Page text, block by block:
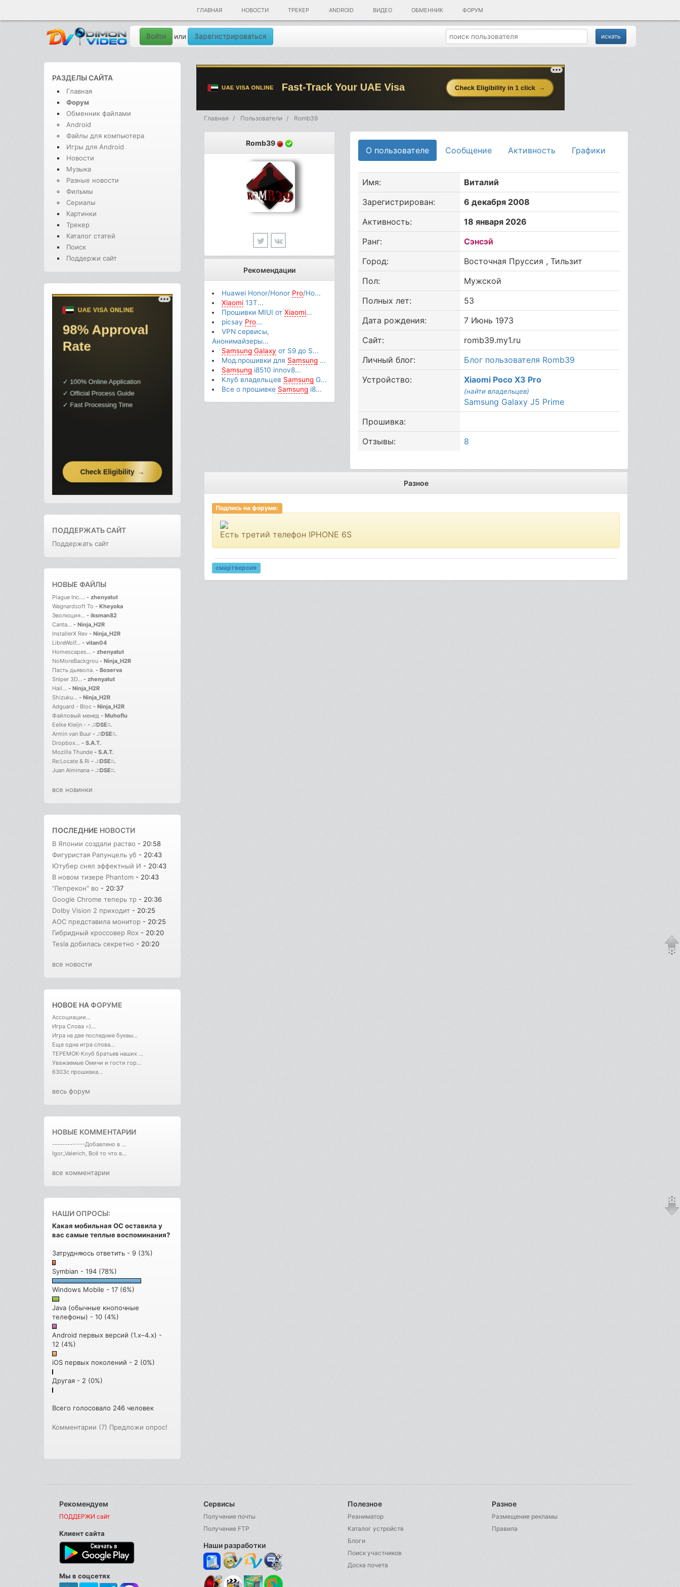
ГЛАВНАЯ НОВОСТИ ТРЕКЕР ANDROID ВИДЕО ОБМЕННИК ФОРУМ
Войти или Зарегистрироваться
РАЗДЕЛЫ САЙТА
Главная
Форум
Обменник файлами
Android
Файлы для компьютера
Игры для Android
Новости
Музыка
Разные новости
Фильмы
Сериалы
Картинки
Трекер
Каталог статей
Поиск
Поддержи сайт
ПОДДЕРЖАТЬ САЙТ
Поддержать сайт
НОВЫЕ ФАЙЛЫ
Plague Inc.... - zhenyatut
Wagnardsoft To - Kheyoka
Эволюция... - iksman82
Canta... - Ninja_H2R
InstallerX Rev - Ninja_H2R
LibreWolf... - vitan04
Homescapes... - zhenyatut
NoMoreBackgrou - Ninja_H2R
Пасть дьявола. - Boserva
Sniper 3D... - zhenyatut
Hail... - Ninja_H2R
Shizuku... - Ninja_H2R
Adguard - Bloc - Ninja_H2R
Файловый менед - Muhoflu
Eelke Kleijn - - .::DSE::.
Armin van Buur - .::DSE::.
Dropbox... - S.A.T.
Mozilla Thunde - S.A.T.
Re:Locate & Ri - .::DSE::.
Juan Alminana - .::DSE::.
все новинки
ПОСЛЕДНИЕ НОВОСТИ
В Японии создали раство - 20:58
Фигуристая Рапунцель уб - 20:43
Ютубер снял эффектный И - 20:43
В новом тизере Phantom - 20:43
"Лепрекон" во - 20:37
Google Chrome теперь тр - 20:36
Dolby Vision 2 приходит - 20:25
AOC представила монитор - 20:25
Гибридный кроссовер Rox - 20:20
Tesla добилась секретно - 20:20
все новости
НОВОЕ НАФОРУМЕ
Ассоциации...
Игра Слова =)...
Игра на две последние буквы...
Еще одна игра слова...
ТЕРЕМОК-Клуб братьев наших ...
Уважаемые Омичи и гости гор...
6303с прошивка...
весь форум
НОВЫЕ КОММЕНТАРИИ
-------------Добавлено в ...
Igor_Valerich, Всё то что в...
все комментарии
НАШИ ОПРОСЫ:
Какая мобильная ОС оставила у
вас самые теплые воспоминания?
Затрудняюсь ответить - 9 (3%)
Symbian - 194 (78%)
Windows Mobile - 17 (6%)
Java (обычные кнопочные
телефоны) - 10 (4%)
Android первых версий (1.x–4.x) -
12 (4%)
iOS первых поколений - 2 (0%)
Другая - 2 (0%)
Всего голосовало 246 человек
Комментарии (7) Предложи опрос!
Главная Пользователи Romb39
Romb39
Рекомендации
Huawei Honor/Honor Pro/Ho...
Xiaomi13T...
Прошивки MIUI от Xiaomi...
picsay Pro...
VPN сервисы,
Анонимайзеры...
Samsung Galaxy от S9 до S...
Мод.прошивки для Samsung...
Samsungi8510 innov8...
Клуб владельцев SamsungG...
Все о прошивке Samsungi8...
О пользователе Сообщение Активность Графики
Имя:
Виталий
Зарегистрирован:
6 декабря 2008
Активность:
18 января 2026
Ранг:
Сэнсэй
Город:
Восточная Пруссия , Тильзит
Пол:
Мужской
Полных лет:
53
Дата рождения:
7 Июнь 1973
Сайт:
romb39.my1.ru
Личный блог:
Блог пользователя Romb39
Устройство:
Xiaomi Poco X3 Pro
(найти владельцев)
Samsung Galaxy J5 Prime
Прошивка:
Отзывы:
8
Разное
Подпись на форуме:
Есть третий телефон IPHONE 6S
смартверсия
Рекомендуем
ПОДДЕРЖИ сайт
Клиент сайта
Мы в соцсетях
Сервисы
Получение почты
Получение FTP
Наши разработки
Полезное
Реаниматор
Каталог устройств
Блоги
Поиск участников
Доска почета
Разное
Размещение рекламы
Правила